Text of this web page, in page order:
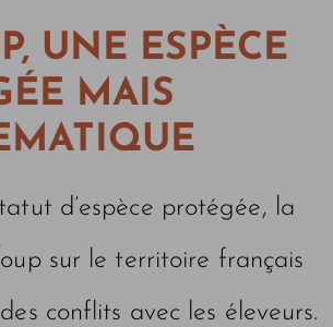
UNE ESPÈCE
MAIS
d’espèce protégée, la
sur le territoire français
conflits avec les éleveurs.